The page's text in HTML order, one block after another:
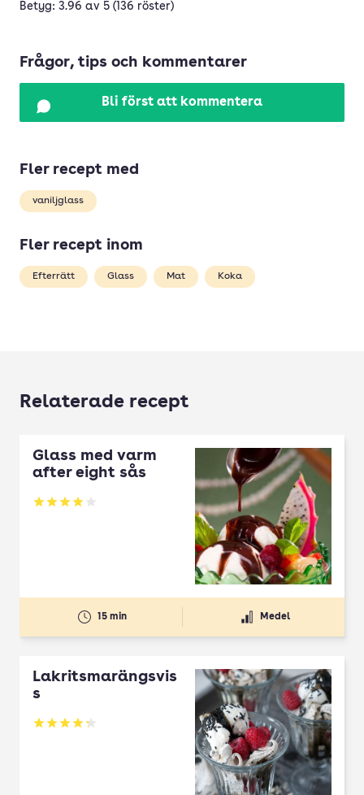
Betyg: 3.96 av 5 (136 röster)
Frågor, tips och kommentarer
Bli först att kommentera
Fler recept med
vaniljglass
Fler recept inom
Efterrätt Glass Mat Koka
Relaterade recept
Glass med varm
after eight sås
Betyg: 4 av 5
15 min Medel
Lakritsmarängsvis
s
Betyg: 4.25 av 5